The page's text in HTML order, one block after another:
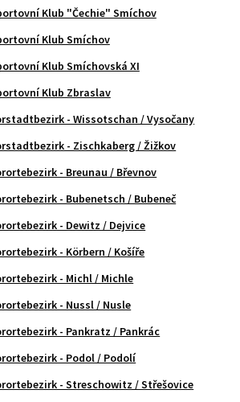
Klub "Čechie" Smíchov
Klub Smíchov
Klub Smíchovská XI
Klub Zbraslav
- Wissotschan / Vysočany
- Zischkaberg / Žižkov
- Breunau / Břevnov
- Bubenetsch / Bubeneč
- Dewitz / Dejvice
- Körbern / Košíře
- Michl / Michle
- Nussl / Nusle
- Pankratz / Pankrác
- Podol / Podolí
- Streschowitz / Střešovice